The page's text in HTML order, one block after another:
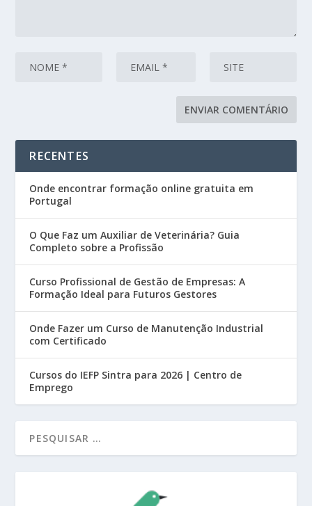
RECENTES
Onde encontrar formação online gratuita em
Portugal
O Que Faz um Auxiliar de Veterinária? Guia
Completo sobre a Profissão
Curso Profissional de Gestão de Empresas: A
Formação Ideal para Futuros Gestores
Onde Fazer um Curso de Manutenção Industrial
com Certificado
Cursos do IEFP Sintra para 2026 | Centro de
Emprego